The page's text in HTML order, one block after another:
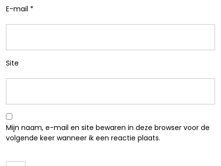
E-mail *
Site
Mijn naam, e-mail en site bewaren in deze browser voor de
volgende keer wanneer ik een reactie plaats.